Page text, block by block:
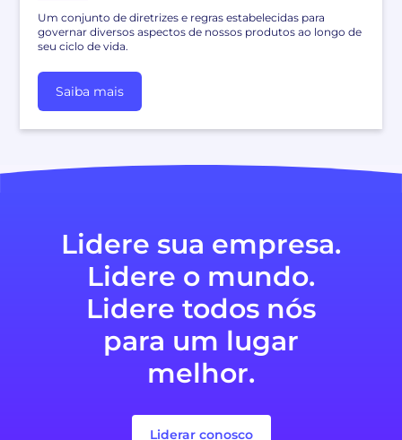
Um conjunto de diretrizes e regras estabelecidas para
governar diversos aspectos de nossos produtos ao longo de
seu ciclo de vida.
Saiba mais
Lidere sua empresa.
Lidere o mundo.
Lidere todos nós
para um lugar
melhor.
Liderar conosco